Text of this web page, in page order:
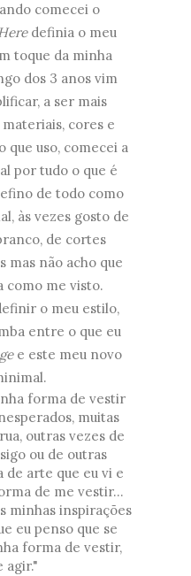
comecei o
definia o meu
toque da minha
dos 3 anos vim
a ser mais
cores e
que uso, comecei a
por tudo o que é
de todo como
às vezes gosto de
de cortes
mas não acho que
como me visto.
o meu estilo,
entre o que eu
e este meu novo
forma de vestir
muitas
outras vezes de
ou de outras
de arte que eu vi e
de me vestir...
minhas inspirações
eu penso que se
forma de vestir,
agir."